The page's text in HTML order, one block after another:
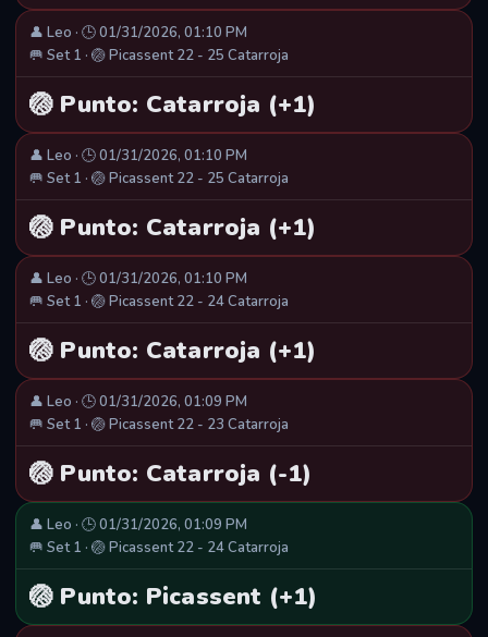
👤 Leo · 🕒 01/31/2026, 01:10 PM
🥅 Set 1 · 🏐 Picassent 22 - 25 Catarroja
🏐 Punto: Catarroja (+1)
👤 Leo · 🕒 01/31/2026, 01:10 PM
🥅 Set 1 · 🏐 Picassent 22 - 25 Catarroja
🏐 Punto: Catarroja (+1)
👤 Leo · 🕒 01/31/2026, 01:10 PM
🥅 Set 1 · 🏐 Picassent 22 - 24 Catarroja
🏐 Punto: Catarroja (+1)
👤 Leo · 🕒 01/31/2026, 01:09 PM
🥅 Set 1 · 🏐 Picassent 22 - 23 Catarroja
🏐 Punto: Catarroja (-1)
👤 Leo · 🕒 01/31/2026, 01:09 PM
🥅 Set 1 · 🏐 Picassent 22 - 24 Catarroja
🏐 Punto: Picassent (+1)